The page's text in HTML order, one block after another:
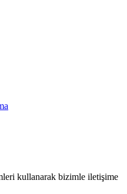
kullanarak bizimle iletişime